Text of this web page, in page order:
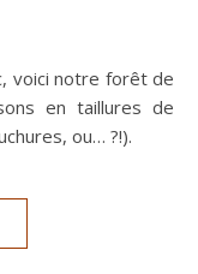
en taillures de
ou… ?!).